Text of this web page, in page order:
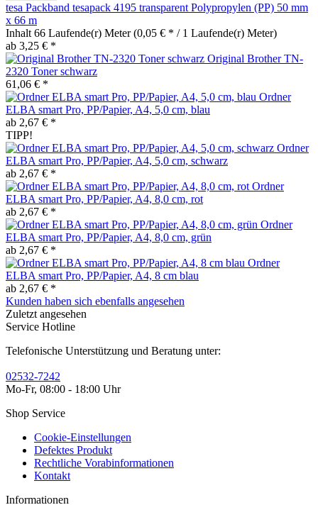
tesa Packband tesapack 4195 transparent Polypropylen (PP) 50 mm
x 66 m
Inhalt 66 Laufende(r) Meter(0,05 € * / 1 Laufende(r) Meter)
ab 3,25 € *
Original Brother TN-
2320 Toner schwarz
61,06 € *
Ordner
ELBA smart Pro, PP/Papier, A4, 5,0 cm, blau
ab 2,67 € *
TIPP!
Ordner
ELBA smart Pro, PP/Papier, A4, 5,0 cm, schwarz
ab 2,67 € *
Ordner
ELBA smart Pro, PP/Papier, A4, 8,0 cm, rot
ab 2,67 € *
Ordner
ELBA smart Pro, PP/Papier, A4, 8,0 cm, grün
ab 2,67 € *
Ordner
ELBA smart Pro, PP/Papier, A4, 8 cm blau
ab 2,67 € *
Kunden haben sich ebenfalls angesehen
Zuletzt angesehen
Service Hotline
Telefonische Unterstützung und Beratung unter:
02532-7242
Mo-Fr, 08:00 - 18:00 Uhr
Shop Service
Cookie-Einstellungen
Defektes Produkt
Rechtliche Vorabinformationen
Kontakt
Informationen